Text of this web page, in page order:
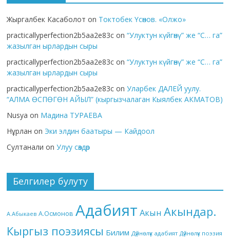
Жыргалбек Касаболот on Токтобек Үсөнов. «Олжо»
practicallyperfection2b5aa2e83c on“Улуктун күйгөнү” же “С… га”
жазылган ырлардын сыры
practicallyperfection2b5aa2e83c on“Улуктун күйгөнү” же “С… га”
жазылган ырлардын сыры
practicallyperfection2b5aa2e83c onУларбек ДАЛЕЙ уулу.
“АЛМА ӨСПӨГӨН АЙЫЛ” (кыргызчалаган Кыялбек АКМАТОВ)
Nusya on Мадина ТУРАЕВА
Нұрлан on Эки элдин баатыры — Кайдоол
Султанали onУлуу сөздөр
Белгилер булуту
А.Абыкаев А.Осмонов Адабият Акын Акындар.
Кыргыз поэзиясы Билим Дүйнөлүк адабият Дүйнөлүк поэзия